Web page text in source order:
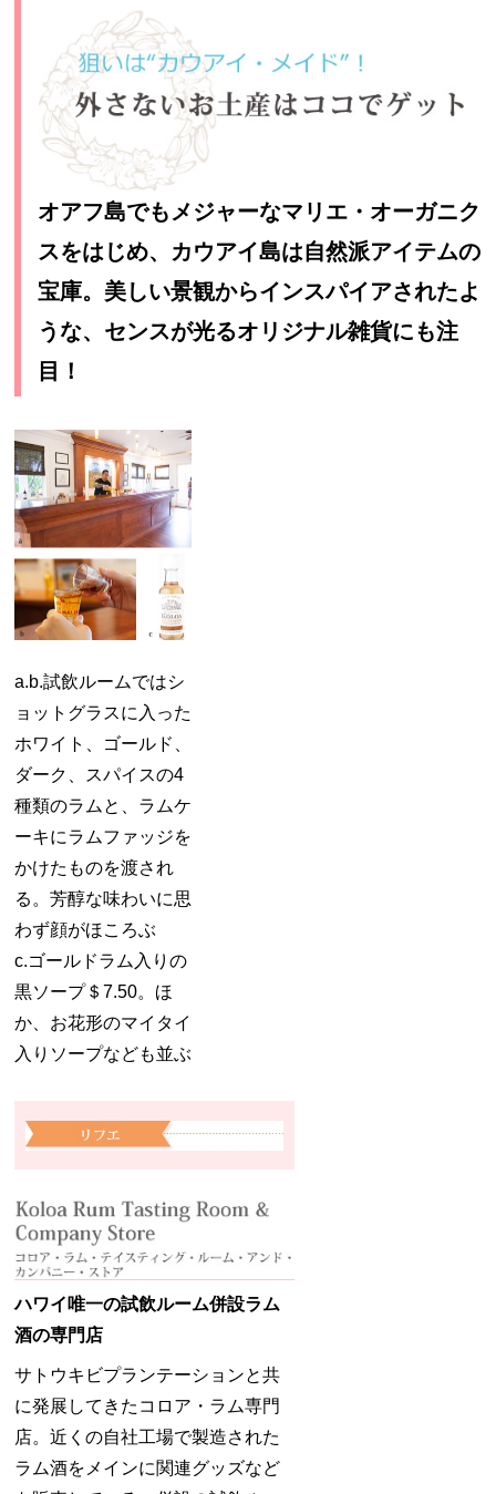
オアフ島でもメジャーなマリエ・オーガニク
スをはじめ、カウアイ島は自然派アイテムの
宝庫。美しい景観からインスパイアされたよ
うな、センスが光るオリジナル雑貨にも注
目！
a.b.試飲ルームではシ
ョットグラスに入った
ホワイト、ゴールド、
ダーク、スパイスの4
種類のラムと、ラムケ
ーキにラムファッジを
かけたものを渡され
る。芳醇な味わいに思
わず顔がほころぶ
c.ゴールドラム入りの
黒ソープ＄7.50。ほ
か、お花形のマイタイ
入りソープなども並ぶ
ハワイ唯一の試飲ルーム併設ラム
酒の専門店
サトウキビプランテーションと共
に発展してきたコロア・ラム専門
店。近くの自社工場で製造された
ラム酒をメインに関連グッズなど